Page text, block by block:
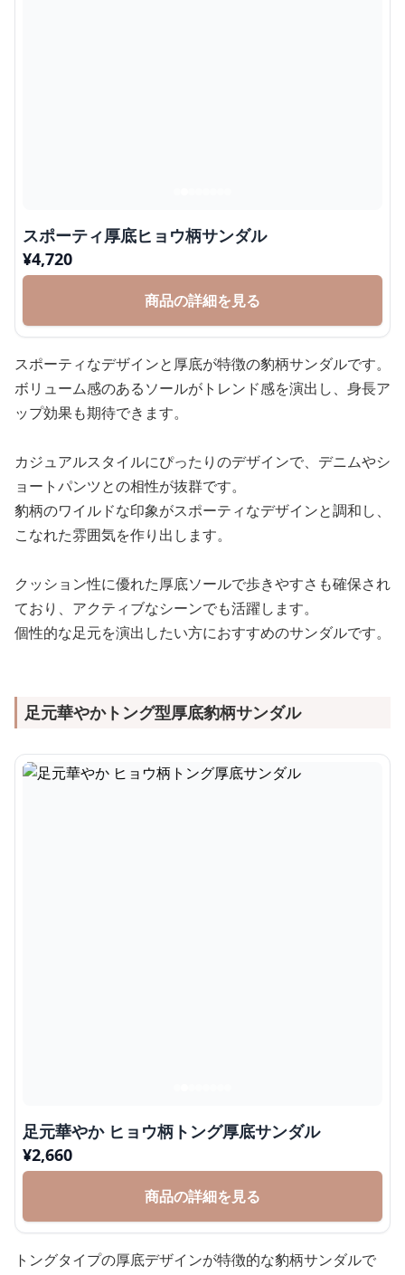
スポーティ厚底ヒョウ柄サンダル
¥4,720
商品の詳細を見る
スポーティなデザインと厚底が特徴の豹柄サンダルです。
ボリューム感のあるソールがトレンド感を演出し、身長ア
ップ効果も期待できます。
カジュアルスタイルにぴったりのデザインで、デニムやシ
ョートパンツとの相性が抜群です。
豹柄のワイルドな印象がスポーティなデザインと調和し、
こなれた雰囲気を作り出します。
クッション性に優れた厚底ソールで歩きやすさも確保され
ており、アクティブなシーンでも活躍します。
個性的な足元を演出したい方におすすめのサンダルです。
足元華やかトング型厚底豹柄サンダル
足元華やか ヒョウ柄トング厚底サンダル
¥2,660
商品の詳細を見る
トングタイプの厚底デザインが特徴的な豹柄サンダルで